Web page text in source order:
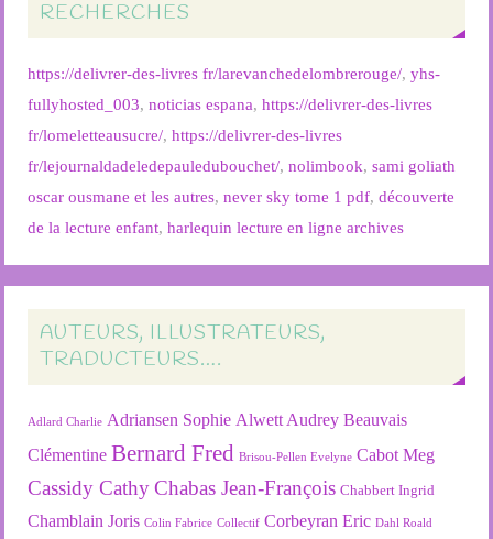
RECHERCHES
https://delivrer-des-livres fr/larevanchedelombrerouge/,yhs-
fullyhosted_003,noticias espana,https://delivrer-des-livres
fr/lomeletteausucre/,https://delivrer-des-livres
fr/lejournaldadeledepauledubouchet/,nolimbook,sami goliath
oscar ousmane et les autres,never sky tome 1 pdf,découverte
de la lecture enfant,harlequin lecture en ligne archives
AUTEURS, ILLUSTRATEURS,
TRADUCTEURS….
Adlard Charlie Adriansen Sophie Alwett Audrey Beauvais
Clémentine Bernard Fred Brisou-Pellen Evelyne Cabot Meg
Cassidy Cathy Chabas Jean-François Chabbert Ingrid
Chamblain Joris Colin Fabrice Collectif Corbeyran Eric Dahl Roald